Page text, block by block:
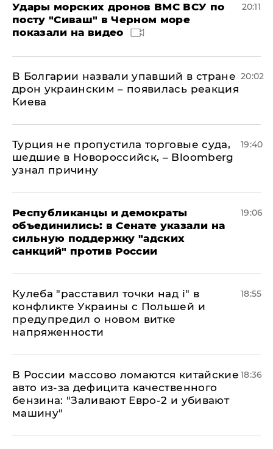
Удары морских дронов ВМС ВСУ по
посту "Сиваш" в Черном море
показали на видео
20:11
В Болгарии назвали упавший в стране
дрон украинским – появилась реакция
Киева
20:02
Турция не пропустила торговые суда,
шедшие в Новороссийск, – Bloomberg
узнал причину
19:40
Республиканцы и демократы
объединились: в Сенате указали на
сильную поддержку "адских
санкций" против России
19:06
Кулеба "расставил точки над і" в
конфликте Украины с Польшей и
предупредил о новом витке
напряженности
18:55
В России массово ломаются китайские
авто из-за дефицита качественного
бензина: "Заливают Евро-2 и убивают
машину"
18:36